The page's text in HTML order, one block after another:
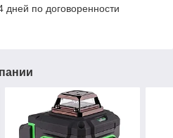
дней по договоренности